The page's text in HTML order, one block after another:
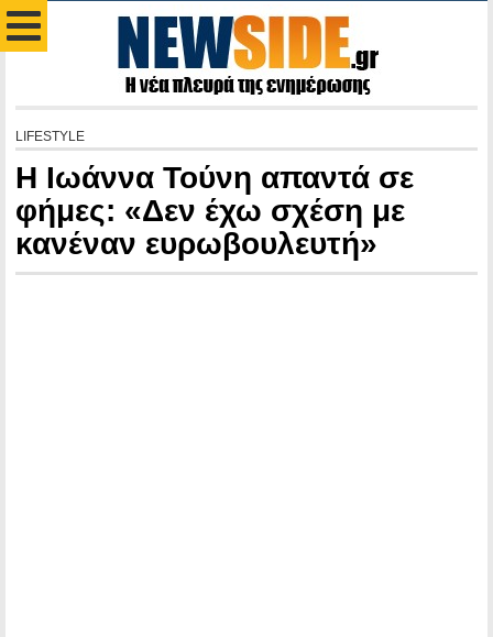
LIFESTYLE
Η Ιωάννα Τούνη απαντά σε
φήμες: «Δεν έχω σχέση με
κανέναν ευρωβουλευτή»